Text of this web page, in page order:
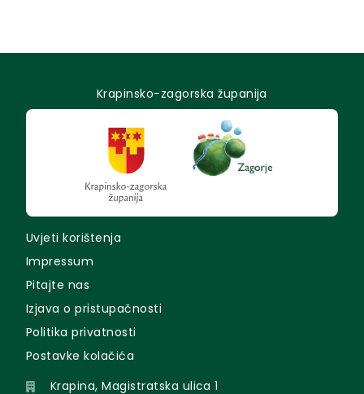
Krapinsko-zagorska županija
Uvjeti korištenja
Impressum
Pitajte nas
Izjava o pristupačnosti
Politika privatnosti
Postavke kolačića
Krapina, Magistratska ulica 1